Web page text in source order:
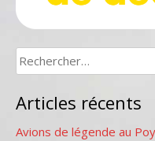
Rechercher :
Articles récents
Avions de légende au